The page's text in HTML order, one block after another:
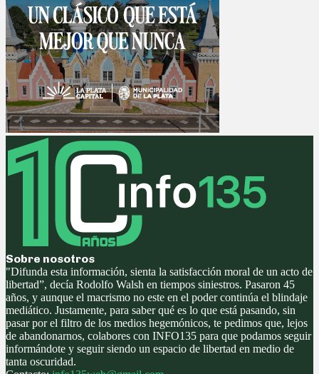
Sobre nosotros
"Difunda esta información, sienta la satisfacción moral de un acto de
libertad”, decía Rodolfo Walsh en tiempos siniestros. Pasaron 45
años, y aunque el macrismo no este en el poder continúa el blindaje
mediático. Justamente, para saber qué es lo que está pasando, sin
pasar por el filtro de los medios hegemónicos, te pedimos que, lejos
de abandonarnos, colabores con INFO135 para que podamos seguir
informándote y seguir siendo un espacio de libertad en medio de
tanta oscuridad.